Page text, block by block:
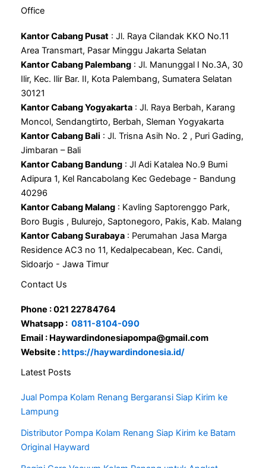
Office
Kantor Cabang Pusat : Jl. Raya Cilandak KKO No.11
Area Transmart, Pasar Minggu Jakarta Selatan
Kantor Cabang Palembang : Jl. Manunggal I No.3A, 30
Ilir, Kec. Ilir Bar. II, Kota Palembang, Sumatera Selatan
30121
Kantor Cabang Yogyakarta : Jl. Raya Berbah, Karang
Moncol, Sendangtirto, Berbah, Sleman Yogyakarta
Kantor Cabang Bali : Jl. Trisna Asih No. 2 , Puri Gading,
Jimbaran – Bali
Kantor Cabang Bandung : Jl Adi Katalea No.9 Bumi
Adipura 1, Kel Rancabolang Kec Gedebage - Bandung
40296
Kantor Cabang Malang : Kavling Saptorenggo Park,
Boro Bugis , Bulurejo, Saptonegoro, Pakis, Kab. Malang
Kantor Cabang Surabaya : Perumahan Jasa Marga
Residence AC3 no 11, Kedalpecabean, Kec. Candi,
Sidoarjo - Jawa Timur
Contact Us
Phone : 021 22784764
Whatsapp : 0811-8104-090
Email : Haywardindonesiapompa@gmail.com
Website :https://haywardindonesia.id/
Latest Posts
Jual Pompa Kolam Renang Bergaransi Siap Kirim ke
Lampung
Distributor Pompa Kolam Renang Siap Kirim ke Batam
Original Hayward